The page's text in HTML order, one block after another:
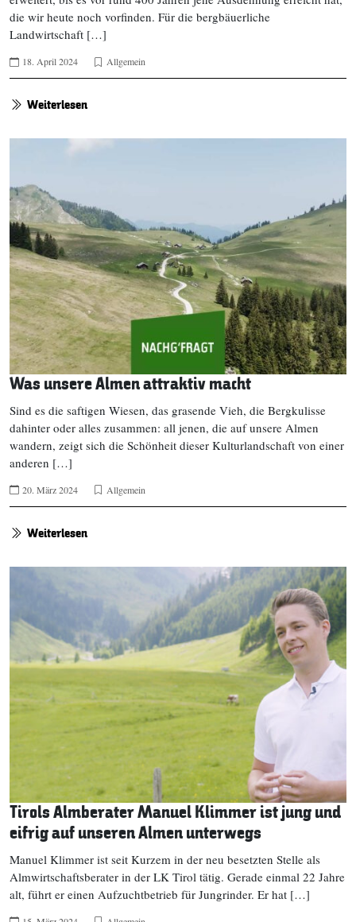
die wir heute noch vorfinden. Für die bergbäuerliche
Landwirtschaft […]
18. April 2024 Allgemein
Weiterlesen
Was unsere Almen attraktiv macht
Sind es die saftigen Wiesen, das grasende Vieh, die Bergkulisse
dahinter oder alles zusammen: all jenen, die auf unsere Almen
wandern, zeigt sich die Schönheit dieser Kulturlandschaft von einer
anderen […]
20. März 2024 Allgemein
Weiterlesen
Tirols Almberater Manuel Klimmer ist jung und
eifrig auf unseren Almen unterwegs
Manuel Klimmer ist seit Kurzem in der neu besetzten Stelle als
Almwirtschaftsberater in der LK Tirol tätig. Gerade einmal 22 Jahre
alt, führt er einen Aufzuchtbetrieb für Jungrinder. Er hat […]